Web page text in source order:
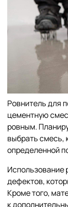
Ровнитель для
цементную
ровным.
выбрать смесь,
определенной
Использование
дефектов,
Кроме того,
к